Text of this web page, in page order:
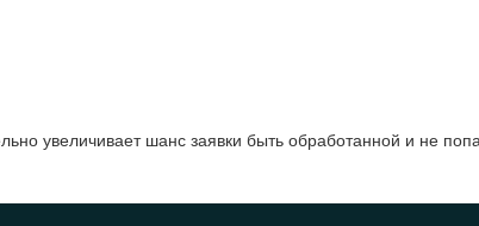
увеличивает шанс заявки быть обработанной и не